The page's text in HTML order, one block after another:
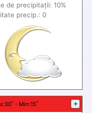
de precipitații: 10%
precip.: 0
:30˚ - Min:15˚ +